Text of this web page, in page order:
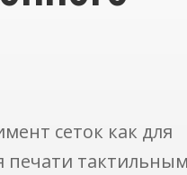
сеток как для
печати